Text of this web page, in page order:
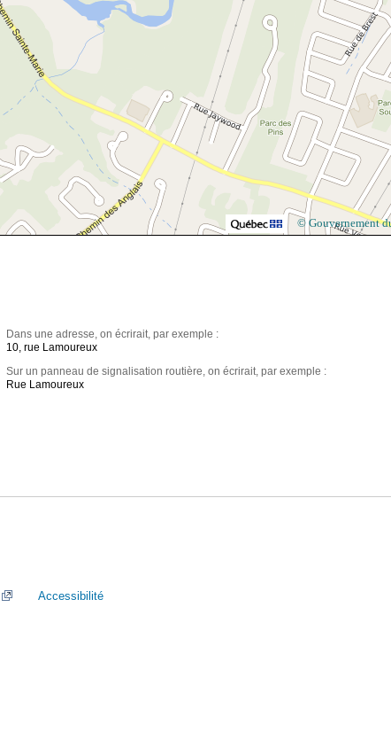
© Gouvernement
Dans une adresse, on écrirait, par exemple :
10, rue Lamoureux
Sur un panneau de signalisation routière, on écrirait, par exemple :
Rue Lamoureux
Accessibilité